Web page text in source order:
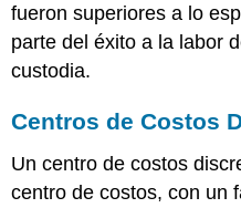
fueron superiores a lo
parte del éxito a la labor
custodia.
Centros de Costos
Un centro de costos
centro de costos, con un